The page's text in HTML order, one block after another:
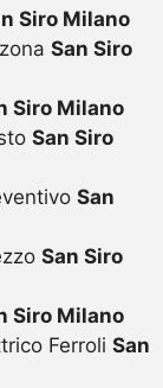
Siro Milano
San Siro
Siro Milano
San Siro
San
San Siro
Siro Milano
Ferroli San